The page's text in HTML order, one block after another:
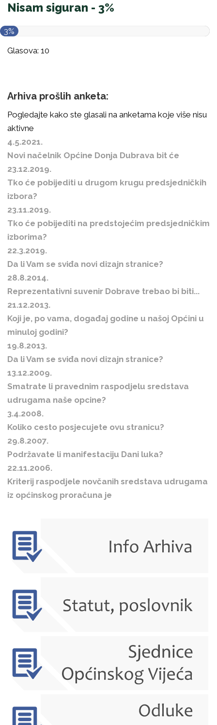
Nisam siguran - 3%
3%
Glasova: 10
Arhiva prošlih anketa:
Pogledajte kako ste glasali na anketama koje više nisu
aktivne
4.5.2021.
Novi načelnik Općine Donja Dubrava bit će
23.12.2019.
Tko će pobijediti u drugom krugu predsjedničkih
izbora?
23.11.2019.
Tko će pobijediti na predstojećim predsjedničkim
izborima?
22.3.2019.
Da li Vam se sviđa novi dizajn stranice?
28.8.2014.
Reprezentativni suvenir Dobrave trebao bi biti...
21.12.2013.
Koji je, po vama, događaj godine u našoj Općini u
minuloj godini?
19.8.2013.
Da li Vam se sviđa novi dizajn stranice?
13.12.2009.
Smatrate li pravednim raspodjelu sredstava
udrugama naše opcine?
3.4.2008.
Koliko cesto posjecujete ovu stranicu?
29.8.2007.
Podržavate li manifestaciju Dani luka?
22.11.2006.
Kriterij raspodjele novčanih sredstava udrugama
iz općinskog proračuna je